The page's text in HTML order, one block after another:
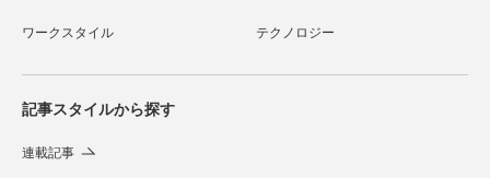
ワークスタイル テクノロジー
記事スタイルから探す
連載記事